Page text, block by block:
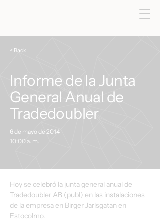
< Back
Informe de la Junta
General Anual de
Tradedoubler
6 de mayo de 2014
10:00 a. m.
Hoy se celebró la junta general anual de
Tradedoubler AB (publ) en las instalaciones
de la empresa en Birger Jarlsgatan en
Estocolmo.